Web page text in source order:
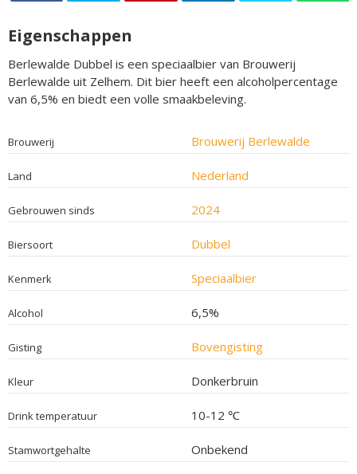
Eigenschappen
Berlewalde Dubbel is een speciaalbier van Brouwerij
Berlewalde uit Zelhem. Dit bier heeft een alcoholpercentage
van 6,5% en biedt een volle smaakbeleving.
Brouwerij Brouwerij Berlewalde
Land Nederland
Gebrouwen sinds 2024
Biersoort Dubbel
Kenmerk Speciaalbier
Alcohol 6,5%
Gisting Bovengisting
Kleur Donkerbruin
Drink temperatuur 10-12 ℃
Stamwortgehalte Onbekend